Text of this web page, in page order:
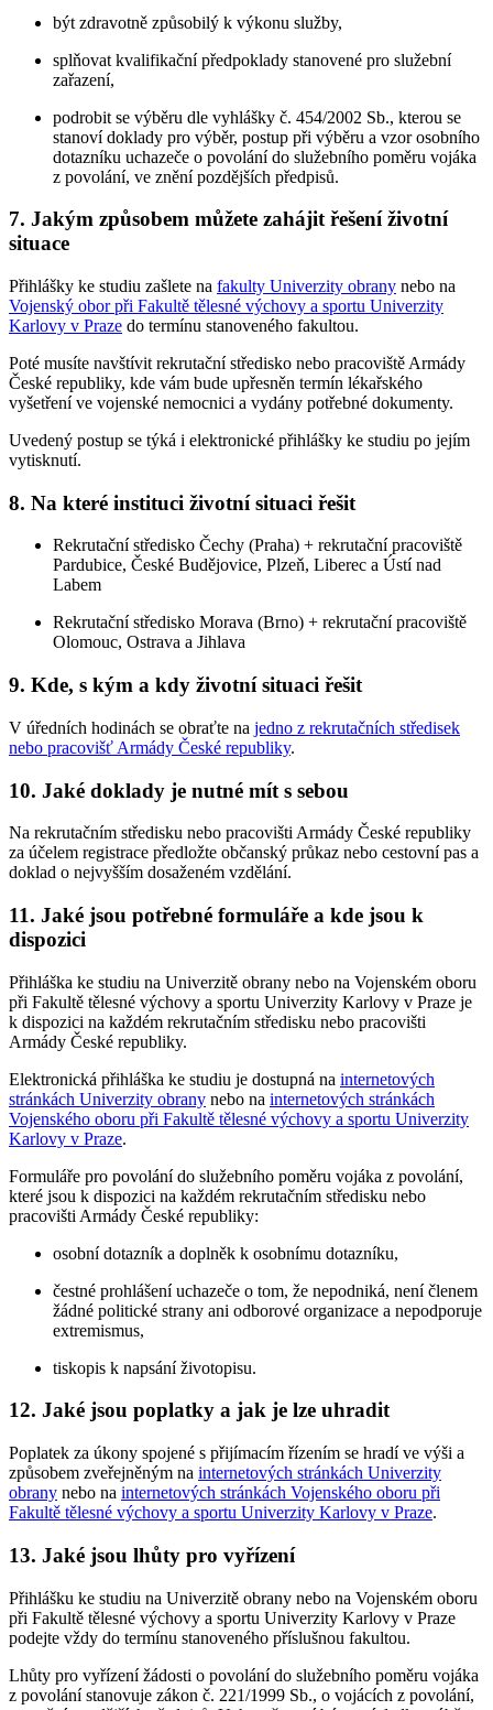
být zdravotně způsobilý k výkonu služby,
splňovat kvalifikační předpoklady stanovené pro služební
zařazení,
podrobit se výběru dle vyhlášky č. 454/2002 Sb., kterou se
stanoví doklady pro výběr, postup při výběru a vzor osobního
dotazníku uchazeče o povolání do služebního poměru vojáka
z povolání, ve znění pozdějších předpisů.
7. Jakým způsobem můžete zahájit řešení životní
situace
Přihlášky ke studiu zašlete na fakulty Univerzity obrany nebo na
Vojenský obor při Fakultě tělesné výchovy a sportu Univerzity
Karlovy v Praze do termínu stanoveného fakultou.
Poté musíte navštívit rekrutační středisko nebo pracoviště Armády
České republiky, kde vám bude upřesněn termín lékařského
vyšetření ve vojenské nemocnici a vydány potřebné dokumenty.
Uvedený postup se týká i elektronické přihlášky ke studiu po jejím
vytisknutí.
8. Na které instituci životní situaci řešit
Rekrutační středisko Čechy (Praha) + rekrutační pracoviště
Pardubice, České Budějovice, Plzeň, Liberec a Ústí nad
Labem
Rekrutační středisko Morava (Brno) + rekrutační pracoviště
Olomouc, Ostrava a Jihlava
9. Kde, s kým a kdy životní situaci řešit
V úředních hodinách se obraťte na jedno z rekrutačních středisek
nebo pracovišť Armády České republiky.
10. Jaké doklady je nutné mít s sebou
Na rekrutačním středisku nebo pracovišti Armády České republiky
za účelem registrace předložte občanský průkaz nebo cestovní pas a
doklad o nejvyšším dosaženém vzdělání.
11. Jaké jsou potřebné formuláře a kde jsou k
dispozici
Přihláška ke studiu na Univerzitě obrany nebo na Vojenském oboru
při Fakultě tělesné výchovy a sportu Univerzity Karlovy v Praze je
k dispozici na každém rekrutačním středisku nebo pracovišti
Armády České republiky.
Elektronická přihláška ke studiu je dostupná na internetových
stránkách Univerzity obrany nebo na internetových stránkách
Vojenského oboru při Fakultě tělesné výchovy a sportu Univerzity
Karlovy v Praze.
Formuláře pro povolání do služebního poměru vojáka z povolání,
které jsou k dispozici na každém rekrutačním středisku nebo
pracovišti Armády České republiky:
osobní dotazník a doplněk k osobnímu dotazníku,
čestné prohlášení uchazeče o tom, že nepodniká, není členem
žádné politické strany ani odborové organizace a nepodporuje
extremismus,
tiskopis k napsání životopisu.
12. Jaké jsou poplatky a jak je lze uhradit
Poplatek za úkony spojené s přijímacím řízením se hradí ve výši a
způsobem zveřejněným na internetových stránkách Univerzity
obrany nebo na internetových stránkách Vojenského oboru při
Fakultě tělesné výchovy a sportu Univerzity Karlovy v Praze.
13. Jaké jsou lhůty pro vyřízení
Přihlášku ke studiu na Univerzitě obrany nebo na Vojenském oboru
při Fakultě tělesné výchovy a sportu Univerzity Karlovy v Praze
podejte vždy do termínu stanoveného příslušnou fakultou.
Lhůty pro vyřízení žádosti o povolání do služebního poměru vojáka
z povolání stanovuje zákon č. 221/1999 Sb., o vojácích z povolání,